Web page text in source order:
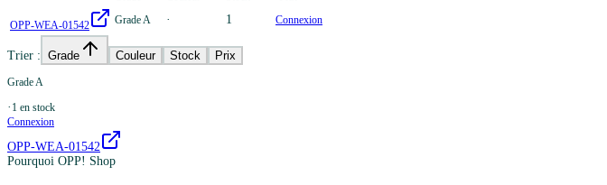
OPP-WEA-01542 Grade A · 1 Connexion
Trier : Grade Couleur Stock Prix
Grade A
· 1 en stock
Connexion
OPP-WEA-01542
Pourquoi OPP! Shop